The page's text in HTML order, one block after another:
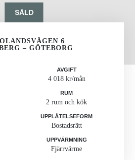
SÅLD
6
– GÖTEBORG
AVGIFT
4 018 kr/mån
RUM
2 rum och kök
UPPLÅTELSEFORM
Bostadsrätt
UPPVÄRMNING
Fjärrvärme